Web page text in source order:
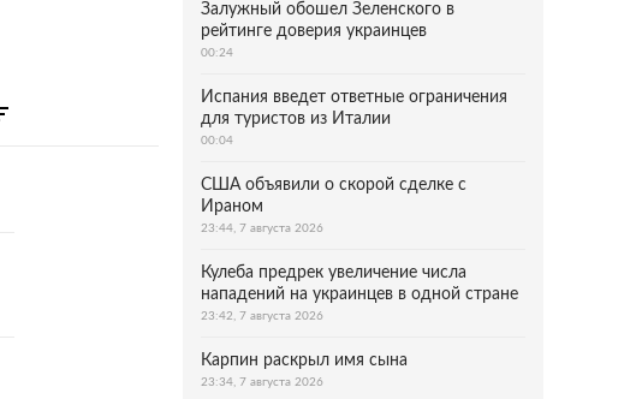
Залужный обошел Зеленского в
рейтинге доверия украинцев
00:24
Испания введет ответные ограничения
для туристов из Италии
00:04
США объявили о скорой сделке с
Ираном
23:44, 7 августа 2026
Кулеба предрек увеличение числа
нападений на украинцев в одной стране
23:42, 7 августа 2026
Карпин раскрыл имя сына
23:34, 7 августа 2026